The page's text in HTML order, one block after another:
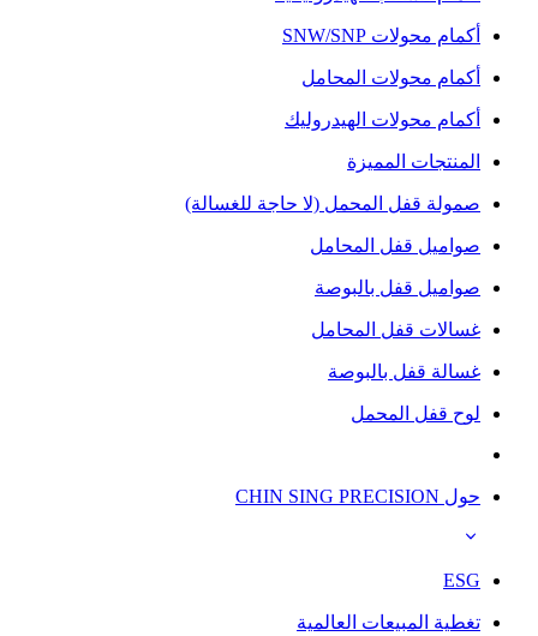
أكمام محولات SNW/SNP
أكمام محولات المحامل
أكمام محولات الهيدروليك
المنتجات المميزة
صمولة قفل المحمل (لا حاجة للغسالة)
صواميل قفل المحامل
صواميل قفل بالبوصة
غسالات قفل المحامل
غسالة قفل بالبوصة
لوح قفل المحمل
حول CHIN SING PRECISION
ESG
تغطية المبيعات العالمية